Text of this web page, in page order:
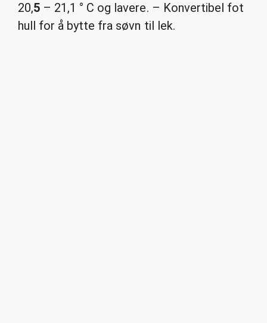
20,5 – 21,1 ° C og lavere. – Konvertibel fot
hull for å bytte fra søvn til lek.